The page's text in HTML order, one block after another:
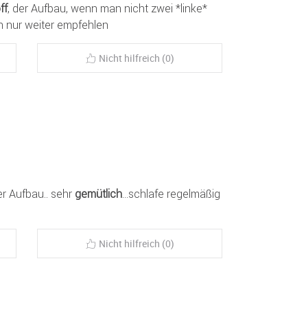
, der Aufbau, wenn man nicht zwei *linke*
nur weiter empfehlen
Nicht hilfreich (0)
Aufbau.. sehr gemütlich ...schlafe regelmäßig
Nicht hilfreich (0)